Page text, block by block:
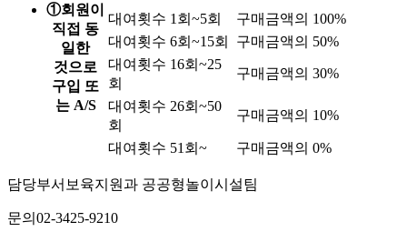
①회원이
직접 동
일한
것으로
구입 또
는 A/S
대여횟수 1회~5회
구매금액의 100%
대여횟수 6회~15회
구매금액의 50%
대여횟수 16회~25
회
구매금액의 30%
대여횟수 26회~50
회
구매금액의 10%
대여횟수 51회~ 구매금액의 0%
담당부서 보육지원과 공공형놀이시설팀
문의 02-3425-9210